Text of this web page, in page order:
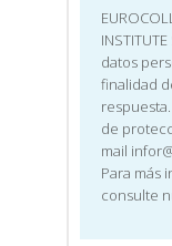
datos
finalidad
de
mail
Para más
consulte